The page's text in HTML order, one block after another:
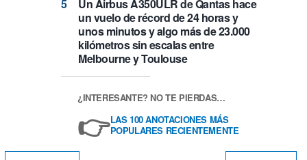
Un Airbus A350ULR de Qantas hace
un vuelo de récord de 24 horas y
unos minutos y algo más de 23.000
kilómetros sin escalas entre
Melbourne y Toulouse
¿INTERESANTE? NO TE PIERDAS…
👉LAS 100 ANOTACIONES MÁS
POPULARES RECIENTEMENTE